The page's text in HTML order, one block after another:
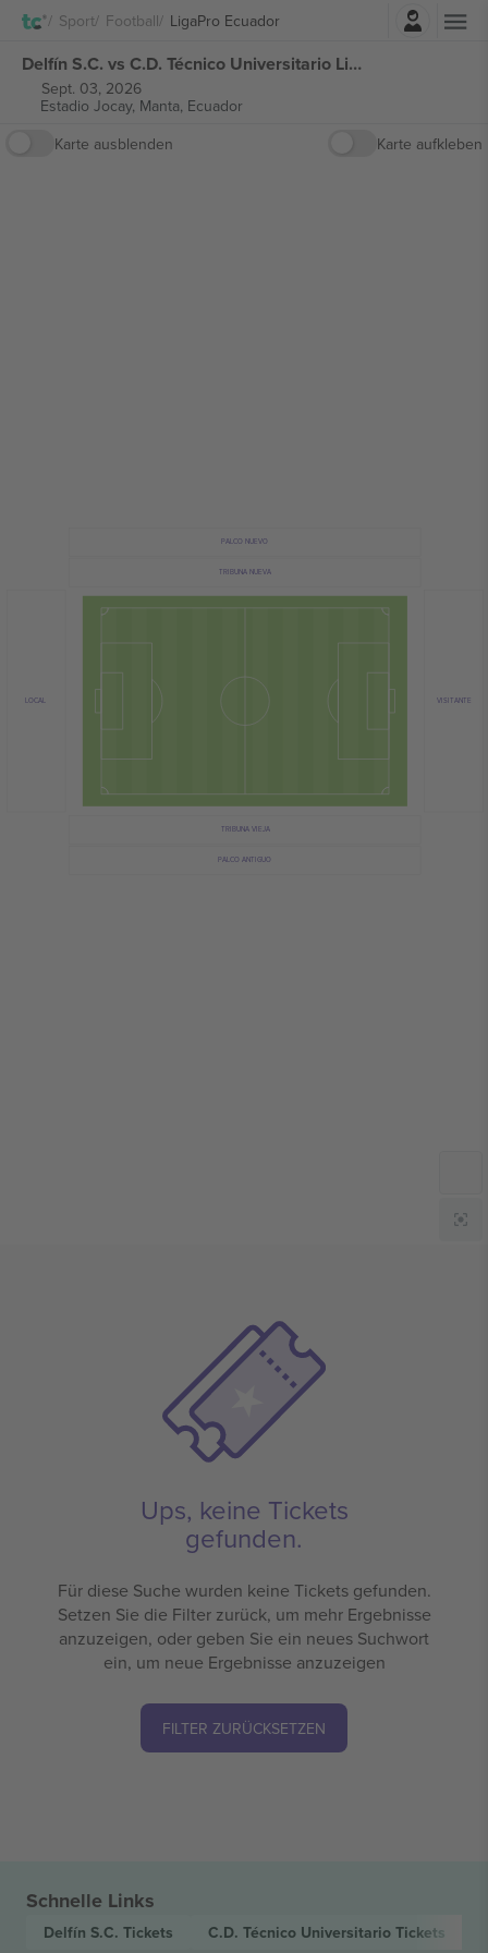
Sport Football LigaPro EcuadorEinloggen
Delfín S.C. vs C.D. Técnico Universitario LigaPro Ecuador tickets
Sept. 03, 2026
Estadio Jocay, Manta, Ecuador
Karte ausblenden
Karte aufkleben
TRIBUNA NUEVA
PALCO NUEVO
TRIBUNA VIEJA
PALCO ANTIGUO
VISITANTE
LOCAL
Ups, keine Tickets
gefunden.
Für diese Suche wurden keine Tickets gefunden.
Setzen Sie die Filter zurück, um mehr Ergebnisse
anzuzeigen, oder geben Sie ein neues Suchwort
ein, um neue Ergebnisse anzuzeigen
FILTER ZURÜCKSETZEN
Schnelle Links
Delfín S.C. Tickets C.D. Técnico Universitario Tickets